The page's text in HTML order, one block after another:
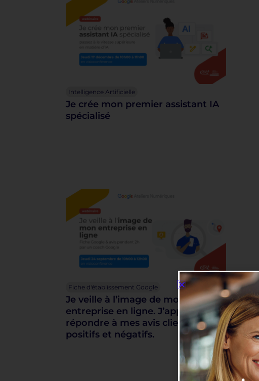
Intelligence Artificielle
Je crée mon premier assistant IA
spécialisé
Fiche d'établissement Google
Je veille à l’image de mon
entreprise en ligne. J’apprends à
répondre à mes avis clients